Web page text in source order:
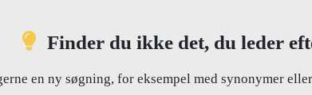
Finder du ikke det, du leder
en ny søgning, for eksempel med synonymer